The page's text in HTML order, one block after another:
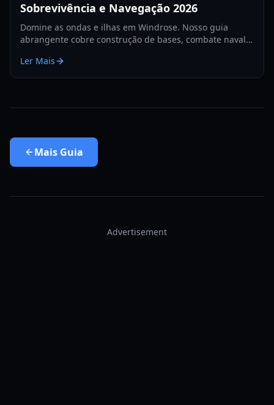
Sobrevivência e Navegação 2026
Domine as ondas e ilhas em Windrose. Nosso guia
abrangente cobre construção de bases, combate naval e
Ler Mais
Mais Guia
Advertisement